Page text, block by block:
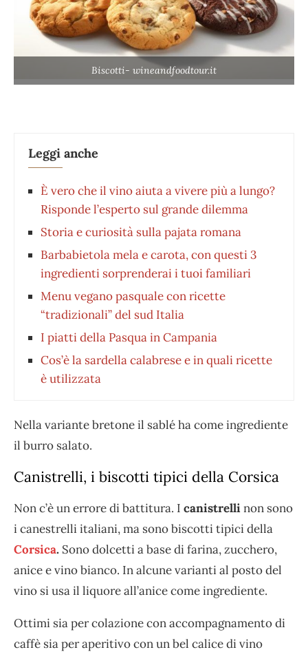
Biscotti- wineandfoodtour.it
Leggi anche
È vero che il vino aiuta a vivere più a lungo?
Risponde l’esperto sul grande dilemma
Storia e curiosità sulla pajata romana
Barbabietola mela e carota, con questi 3
ingredienti sorprenderai i tuoi familiari
Menu vegano pasquale con ricette
“tradizionali” del sud Italia
I piatti della Pasqua in Campania
Cos’è la sardella calabrese e in quali ricette
è utilizzata
Nella variante bretone il sablé ha come ingrediente
il burro salato.
Canistrelli, i biscotti tipici della Corsica
Non c’è un errore di battitura. I canistrellinon sono
i canestrelli italiani, ma sono biscotti tipici della
Corsica. Sono dolcetti a base di farina, zucchero,
anice e vino bianco. In alcune varianti al posto del
vino si usa il liquore all’anice come ingrediente.
Ottimi sia per colazione con accompagnamento di
caffè sia per aperitivo con un bel calice di vino